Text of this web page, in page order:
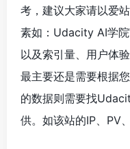
考，建议大家请以爱
素如：Udacity AI学
以及索引量、用户体
最主要还是需要根据
的数据则需要找
供。如该站的IP、PV